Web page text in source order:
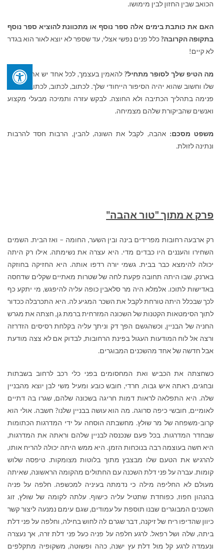
הכואב שבין החזון לבין מימושו.
האם את כותבת בימים אלה ספר נוסף או מתכוונת להוציא ספר נוסף
בתקופה הקרובה?כלל פנים נפשי אצלי, עד שספר לא יוצא לאור הוא בגדר
לא קיים!
מה הטיפ שלך לסופר מתחיל? להאמין בעצמך, לכל אחד יש את הסיפור
שלו וחשוב שהוא יהיה הסיפור הייחודי שלך. לכתוב, לכתוב, לכתוב. להביט
פנימה בתהליך הכתיבה ולא החוצה. לבקש עזרה ותמיכה מבעלי מקצוע
ואנשים שהביקורת שלהם מצמיחה.
משפט מסכם: אהבה, לקבל את השונה, להבין, הרבות חסד להרבות
ונתינה לזולת.
פרק א מתוך "טור אהבה"
רק ארבעה רחובות מפרידים בינה ובין השער, החומה – ואז הבית. השמים
השחירו והעננים היו כבדים מדי. היא עצרה את נשימתה. אילו רק היתה
יכולה להימצא כבר בבית. גשמי יורה רדפו אותה. היא החזיקה בחוזקה
בארנק, שבו היתה תחובה פקעת לחה של שטרות מאתיים שקלים שדחסה
באדישות לתוכו. אלמלא היה מר סלאבין כופה עליה להיפגש, מי יתקע כף
לכך שבכלל היתה טורחת לקבל את השכר המגיע לה. היא התכרבלה ככדור
לתוך הסימטאות הקטנות של השכונה המזרחית ברמת גן, חצתה את מגרש
החניה של הבניין, וכשהגשם הפך דק וניתך עליה בקלחת רסיסים הזדרזה
ורצה אל לוח המודעות העגול בפינת הרחובות, לבדוק אם לא צצה מודעת
אבל חדשה של אחד מהשכנים המבוגרים.
כשחצתה את הכביש ואת המחסומים בפני כלי רכב לרחוב בשבתות
ובחגים, ראתה איש גבוה, חרדי, חובש כובע ומעיל משי לבן יוצא מהבניין
שלה. היא התפלאה לראות דמות חריגה בשכונה שלהם, שגרו בה דתיים
לאומיים, חובשי כיפה סרוגה. מה הוא עושה בבניין שלנו? חשבה. אולי הוא
קרוב-משפחה של מר שוּלץ. מחשבתה הוסחה על ידי המדרגות הכתומות
שבחדר המדרגות. בכל פעם שנכנסה לבניין שלהם וראתה את המדרגות,
היא חשה בעוצמה רבה בנוכחות הזמן. היא ממש היתה יכולה להריח אותו,
להרגיש את הטעם שלו מבצבץ מתוך בלוטות מצומקות. טיפסה שלוש
קומות. עברה על פני דלת השכנה עם החתולים מהקומה הראשונה, שאיתה
מעולם לא החליפה מילה כי נדמתה בעיניה למכשפה. חלפה על פניה
בהנהון חפוז, כפוחדת שתטיל עליה כישוף. עלתה לקומה של שולץ, זוג
השכנים המבוגרים שבנו תוספת על עמודים, שגם עימם נמנעה ליצור קשר
כיוון שהדיפו ריח של זיקנה, דבר שגרם לה לחוש בחילה, וחלפה על פני דלת
ביתה, שלה ושל רפאל. לרגע חלפה על פניה כעל פני דלת זרה, אך נעצרה
ונעמדה לרגע קל מול דלת עץ ישנה, כהה ופשוטה, משקופיה מתקלפים